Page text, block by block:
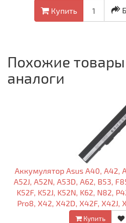
Купить
Похожие
аналоги
Аккумулятор Asus A40, A42,
A52J, A52N, A53D, A62, B53,
K52F, K52J, K52N, K62, N82,
Pro8, X42, X42D, X42F, X42J,
X52N, X52S, A32-K52 Li-Ion
Купить